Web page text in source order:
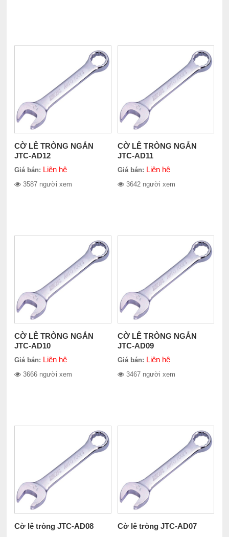
CỜ LÊ TRÒNG NGẮN
JTC-AD12
Giá bán: Liên hệ
3587 người xem
CỜ LÊ TRÒNG NGẮN
JTC-AD11
Giá bán: Liên hệ
3642 người xem
CỜ LÊ TRÒNG NGẮN
JTC-AD10
Giá bán: Liên hệ
3666 người xem
CỜ LÊ TRÒNG NGẮN
JTC-AD09
Giá bán: Liên hệ
3467 người xem
Cờ lê tròng JTC-AD08 Cờ lê tròng JTC-AD07